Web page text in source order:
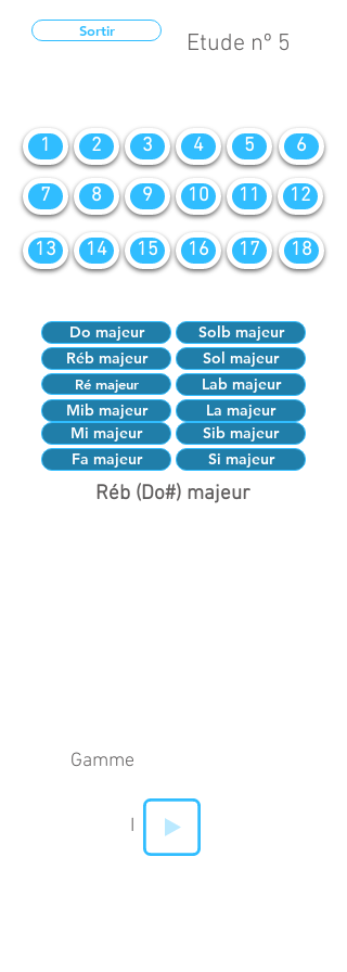
Sortir Etude nº 5
1 2 3 4 5 6
7 8 9 10 11 12
13 14 15 16 17 18
Do majeur
Solb majeur
Réb majeur
Sol majeur
Ré majeur
Lab majeur
Mib majeur
Mi majeur
La majeur
Sib majeur
Fa majeur
Si majeur
Réb (Do#) majeur
Gamme
I